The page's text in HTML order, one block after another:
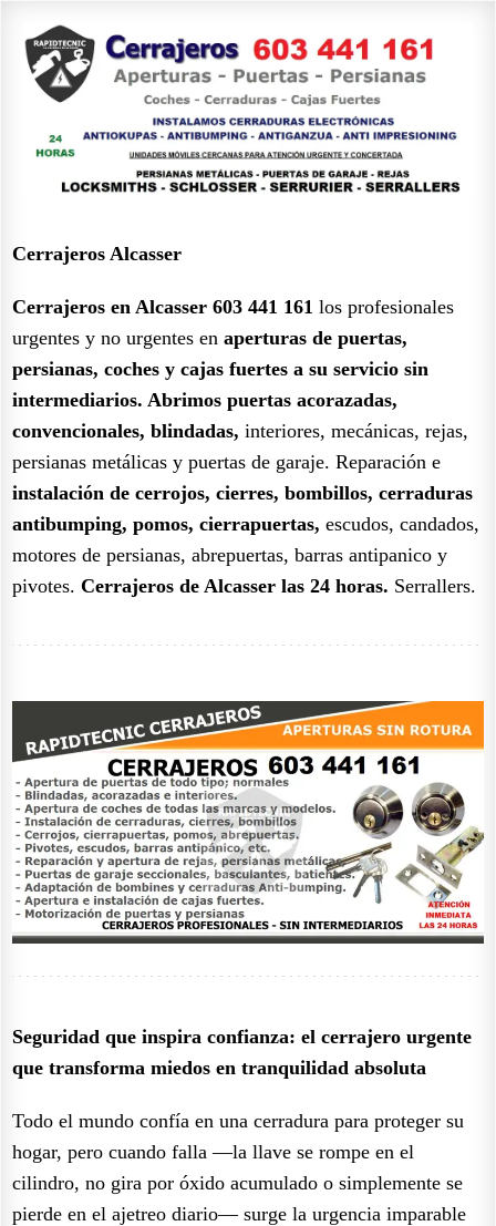
Cerrajeros Alcasser
Cerrajeros en Alcasser 603 441 161 los profesionales
urgentes y no urgentes en aperturas de puertas,
persianas, coches y cajas fuertes a su servicio sin
intermediarios. Abrimos puertas acorazadas,
convencionales, blindadas, interiores, mecánicas, rejas,
persianas metálicas y puertas de garaje. Reparación e
instalación de cerrojos, cierres, bombillos, cerraduras
antibumping, pomos, cierrapuertas, escudos, candados,
motores de persianas, abrepuertas, barras antipanico y
pivotes. Cerrajeros de Alcasser las 24 horas. Serrallers.
Seguridad que inspira confianza: el cerrajero urgente
que transforma miedos en tranquilidad absoluta
Todo el mundo confía en una cerradura para proteger su
hogar, pero cuando falla —la llave se rompe en el
cilindro, no gira por óxido acumulado o simplemente se
pierde en el ajetreo diario— surge la urgencia imparable